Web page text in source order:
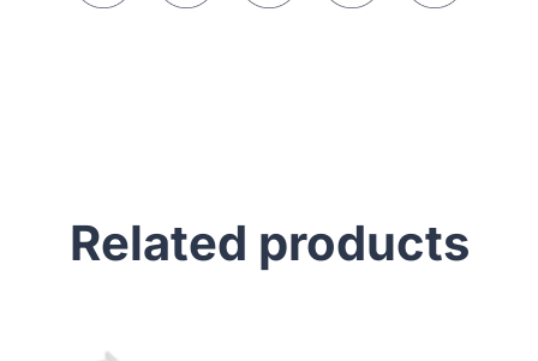
Related products